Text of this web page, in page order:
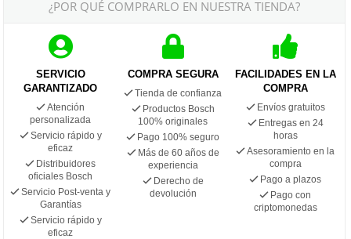
¿POR QUÉ COMPRARLO EN NUESTRA TIENDA?
SERVICIO
GARANTIZADO
Atención
personalizada
Servicio rápido y
eficaz
Distribuidores
oficiales Bosch
Servicio Post-venta y
Garantías
Servicio rápido y
eficaz
COMPRA SEGURA
Tienda de confianza
Productos Bosch
100% originales
Pago 100% seguro
Más de 60 años de
experiencia
Derecho de
devolución
FACILIDADES EN LA
COMPRA
Envíos gratuitos
Entregas en 24
horas
Asesoramiento en la
compra
Pago a plazos
Pago con
criptomonedas